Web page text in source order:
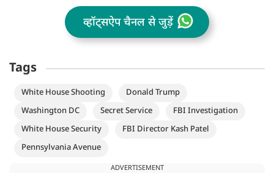
व्हॉट्सऐप चैनल से जुड़ें
Tags
White House Shooting
Donald Trump
Washington DC
Secret Service
FBI Investigation
White House Security
FBI Director Kash Patel
Pennsylvania Avenue
ADVERTISEMENT